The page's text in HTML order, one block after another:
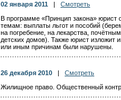
02 января 2011
Смотреть
В программе «Принцип закона» юрист
темам: выплаты льгот и пособий
на погребение, на лекарства,
детских домов). Также юрист
или иным причинам были нарушены.
26 декабря 2010
Смотреть
Жилищное право. Общественный